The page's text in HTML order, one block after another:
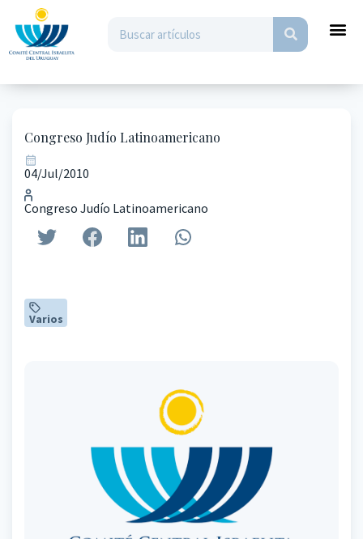
Congreso Judío Latinoamericano
04/Jul/2010
Congreso Judío Latinoamericano
Varios